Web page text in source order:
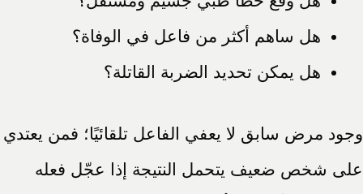
هل ساهم أكثر من فاعل في الوفاة؟
هل يمكن تحديد الضربة القاتلة؟
وجود مرض سابق لا يعفي الفاعل تلقائيًا؛ فمن يعتدي
على شخص ضعيف يتحمل النتيجة إذا عجّل فعله